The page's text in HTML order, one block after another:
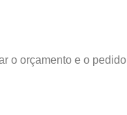
o orçamento e o pedido